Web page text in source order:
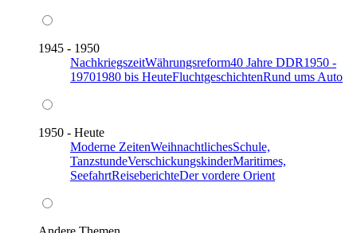
1945 - 1950
NachkriegszeitWährungsreform40 Jahre DDR1950 -
19701980 bis HeuteFluchtgeschichtenRund ums Auto
1950 - Heute
Moderne ZeitenWeihnachtlichesSchule,
TanzstundeVerschickungskinderMaritimes,
SeefahrtReiseberichteDer vordere Orient